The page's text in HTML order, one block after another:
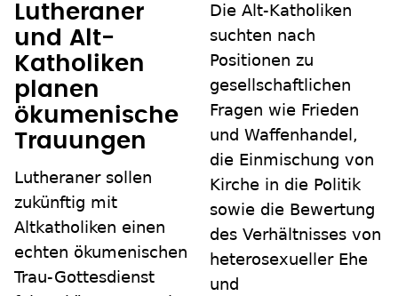
Lutheraner
und Alt-
Katholiken
planen
ökumenische
Trauungen
Lutheraner sollen
zukünftig mit
Altkatholiken einen
echten ökumenischen
Trau-Gottesdienst
Die Alt-Katholiken
suchten nach
Positionen zu
gesellschaftlichen
Fragen wie Frieden
und Waffenhandel,
die Einmischung von
Kirche in die Politik
sowie die Bewertung
des Verhältnisses von
heterosexueller Ehe
und